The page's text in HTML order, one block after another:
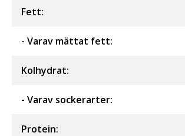
Fett:
- Varav mättat fett:
Kolhydrat:
- Varav sockerarter:
Protein: